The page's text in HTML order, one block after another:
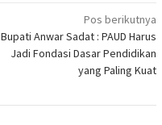
Pos berikutnya
Bupati Anwar Sadat : PAUD Harus
Jadi Fondasi Dasar Pendidikan
yang Paling Kuat